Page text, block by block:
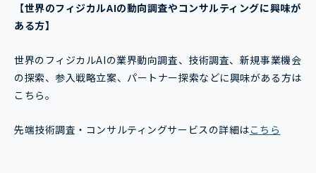
【世界のフィジカルAIの動向調査やコンサルティングに興味が
ある方】
世界のフィジカルAIの業界動向調査、技術調査、新規事業機会
の探索、参入戦略立案、パートナー探索などに興味がある方は
こちら。
先端技術調査・コンサルティングサービスの詳細はこちら